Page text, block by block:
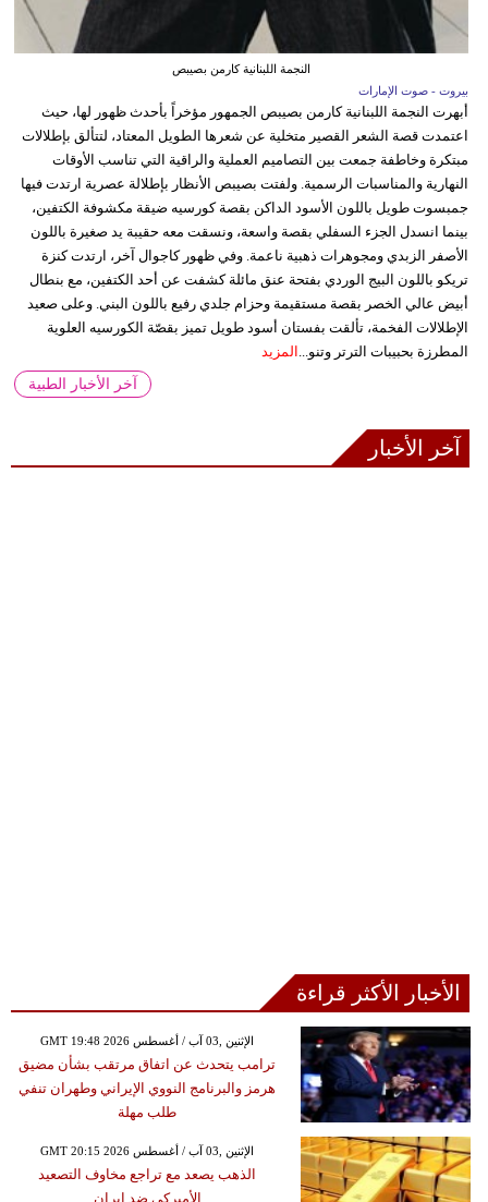
النجمة اللبنانية كارمن بصيبص
بيروت - صوت الإمارات
أبهرت النجمة اللبنانية كارمن بصيبص الجمهور مؤخراً بأحدث ظهور لها، حيث
اعتمدت قصة الشعر القصير متخلية عن شعرها الطويل المعتاد، لتتألق بإطلالات
مبتكرة وخاطفة جمعت بين التصاميم العملية والراقية التي تناسب الأوقات
النهارية والمناسبات الرسمية. ولفتت بصيبص الأنظار بإطلالة عصرية ارتدت فيها
جمبسوت طويل باللون الأسود الداكن بقصة كورسيه ضيقة مكشوفة الكتفين،
بينما انسدل الجزء السفلي بقصة واسعة، ونسقت معه حقيبة يد صغيرة باللون
الأصفر الزبدي ومجوهرات ذهبية ناعمة. وفي ظهور كاجوال آخر، ارتدت كنزة
تريكو باللون البيج الوردي بفتحة عنق مائلة كشفت عن أحد الكتفين، مع بنطال
أبيض عالي الخصر بقصة مستقيمة وحزام جلدي رفيع باللون البني. وعلى صعيد
الإطلالات الفخمة، تألقت بفستان أسود طويل تميز بقصّة الكورسيه العلوية
المطرزة بحبيبات الترتر وتنو... المزيد
آخر الأخبار الطبية
آخر الأخبار
الأخبار الأكثر قراءة
GMT 19:48 2026 الإثنين ,03 آب / أغسطس
ترامب يتحدث عن اتفاق مرتقب بشأن مضيق
هرمز والبرنامج النووي الإيراني وطهران تنفي
طلب مهلة
GMT 20:15 2026 الإثنين ,03 آب / أغسطس
الذهب يصعد مع تراجع مخاوف التصعيد
الأميركي ضد إيران